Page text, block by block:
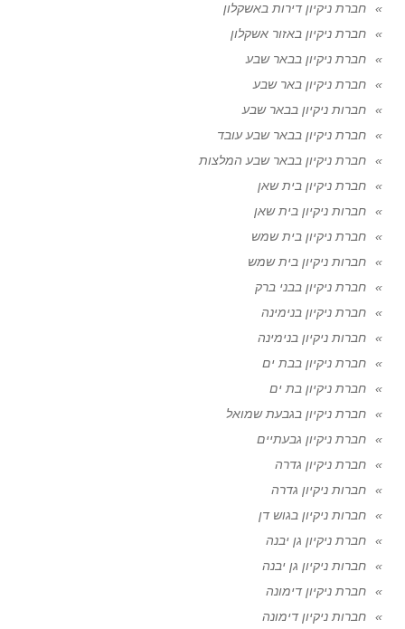
חברת ניקיון דירות באשקלון
חברת ניקיון באזור אשקלון
חברת ניקיון בבאר שבע
חברת ניקיון באר שבע
חברות ניקיון בבאר שבע
חברת ניקיון בבאר שבע עובד
חברת ניקיון בבאר שבע המלצות
חברת ניקיון בית שאן
חברות ניקיון בית שאן
חברת ניקיון בית שמש
חברות ניקיון בית שמש
חברת ניקיון בבני ברק
חברת ניקיון בנימינה
חברות ניקיון בנימינה
חברת ניקיון בבת ים
חברת ניקיון בת ים
חברת ניקיון בגבעת שמואל
חברת ניקיון גבעתיים
חברת ניקיון גדרה
חברות ניקיון גדרה
חברות ניקיון בגוש דן
חברת ניקיון גן יבנה
חברות ניקיון גן יבנה
חברת ניקיון דימונה
חברות ניקיון דימונה